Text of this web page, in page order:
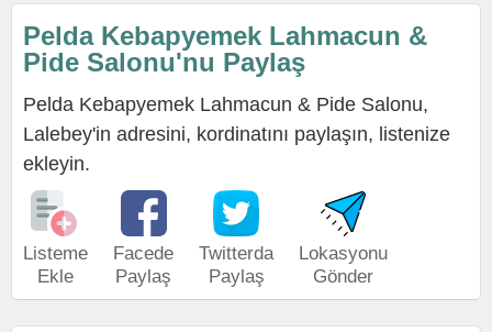
Pelda Kebapyemek Lahmacun &
Pide Salonu'nu Paylaş
Pelda Kebapyemek Lahmacun & Pide Salonu,
Lalebey'in adresini, kordinatını paylaşın, listenize
ekleyin.
Listeme
Ekle
Facede
Paylaş
Twitterda
Paylaş
Lokasyonu
Gönder